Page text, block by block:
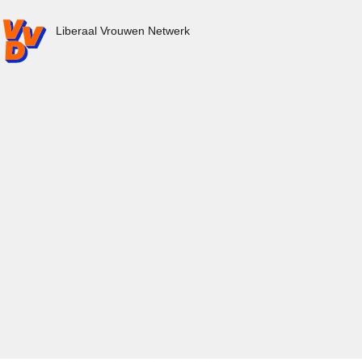
- Ga naar de homepage
Liberaal Vrouwen Netwerk